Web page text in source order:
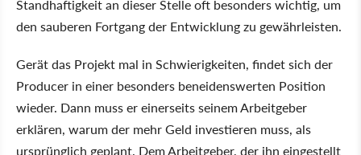
Standhaftigkeit an dieser Stelle oft besonders wichtig, um
den sauberen Fortgang der Entwicklung zu gewährleisten.
Gerät das Projekt mal in Schwierigkeiten, findet sich der
Producer in einer besonders beneidenswerten Position
wieder. Dann muss er einerseits seinem Arbeitgeber
erklären, warum der mehr Geld investieren muss, als
ursprünglich geplant. Dem Arbeitgeber, der ihn eingestellt